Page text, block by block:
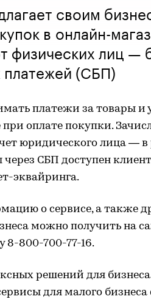
своим
в онлайн-
физических лиц —
(СБП)
платежи за товары и
оплате покупки.
юридического лица —
СБП доступен
эквайринга.
о сервисе, а также
можно получить на
8-800-700-77-16.
решений для
для малого бизнеса